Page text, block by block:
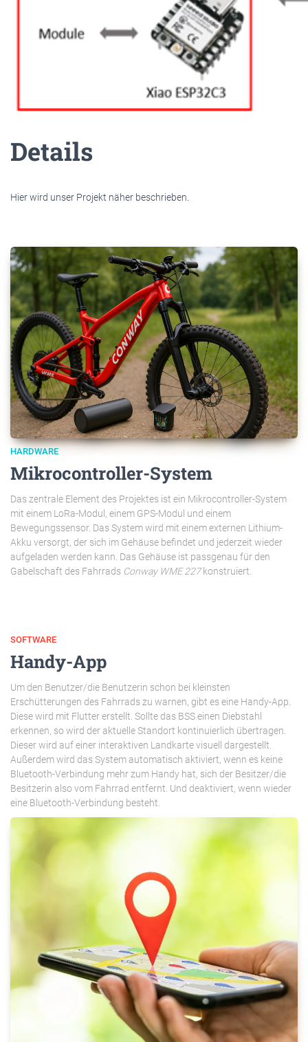
Details
Hier wird unser Projekt näher beschrieben.
HARDWARE
Mikrocontroller-System
Das zentrale Element des Projektes ist ein Mikrocontroller-System
mit einem LoRa-Modul, einem GPS-Modul und einem
Bewegungssensor. Das System wird mit einem externen Lithium-
Akku versorgt, der sich im Gehäuse befindet und jederzeit wieder
aufgeladen werden kann. Das Gehäuse ist passgenau für den
Gabelschaft des Fahrrads Conway WME 227konstruiert.
SOFTWARE
Handy-App
Um den Benutzer/die Benutzerin schon bei kleinsten
Erschütterungen des Fahrrads zu warnen, gibt es eine Handy-App.
Diese wird mit Flutter erstellt. Sollte das BSS einen Diebstahl
erkennen, so wird der aktuelle Standort kontinuierlich übertragen.
Dieser wird auf einer interaktiven Landkarte visuell dargestellt.
Außerdem wird das System automatisch aktiviert, wenn es keine
Bluetooth-Verbindung mehr zum Handy hat, sich der Besitzer/die
Besitzerin also vom Fahrrad entfernt. Und deaktiviert, wenn wieder
eine Bluetooth-Verbindung besteht.